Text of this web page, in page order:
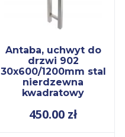
Antaba, uchwyt do
drzwi 902
30x600/1200mm stal
nierdzewna
kwadratowy
450.00 zł